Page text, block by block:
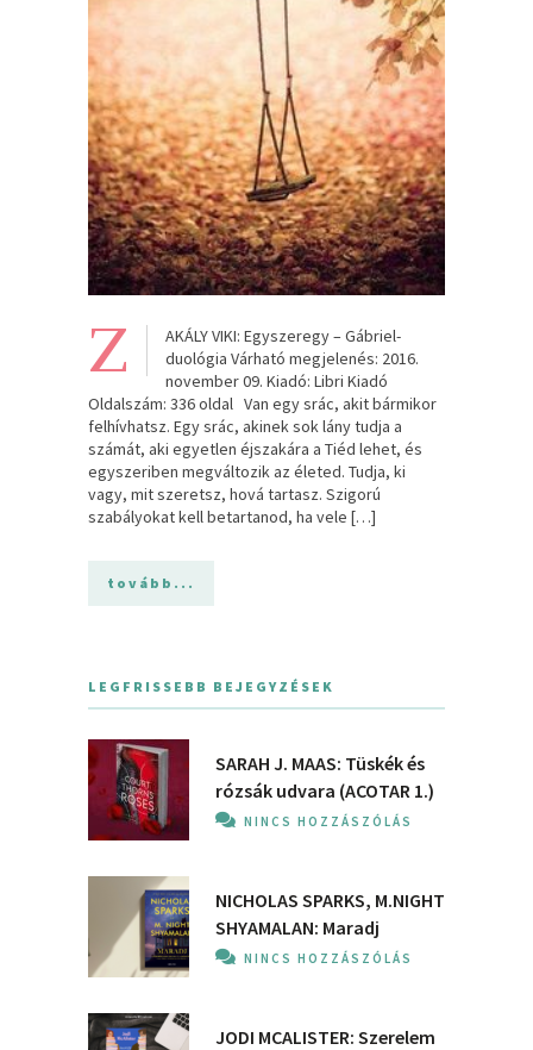
Z
AKÁLY VIKI: Egyszeregy – Gábriel-
duológia Várható megjelenés: 2016.
november 09. Kiadó: Libri Kiadó
Oldalszám: 336 oldal Van egy srác, akit bármikor
felhívhatsz. Egy srác, akinek sok lány tudja a
számát, aki egyetlen éjszakára a Tiéd lehet, és
egyszeriben megváltozik az életed. Tudja, ki
vagy, mit szeretsz, hová tartasz. Szigorú
szabályokat kell betartanod, ha vele […]
tovább...
LEGFRISSEBB BEJEGYZÉSEK
SARAH J. MAAS: Tüskék és
rózsák udvara (ACOTAR 1.)
NINCS HOZZÁSZÓLÁS
NICHOLAS SPARKS, M.NIGHT
SHYAMALAN: Maradj
NINCS HOZZÁSZÓLÁS
JODI MCALISTER: Szerelem